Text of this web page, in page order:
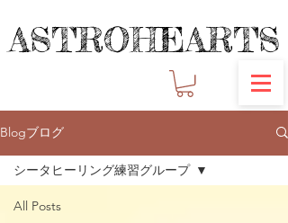
ASTROHEARTS
ASTROHEARTS
Blogブログ
All Posts
シータヒーリング練習グループ